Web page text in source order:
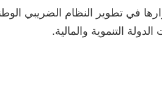
في تطوير النظام الضريبي
التنموية والمالية.